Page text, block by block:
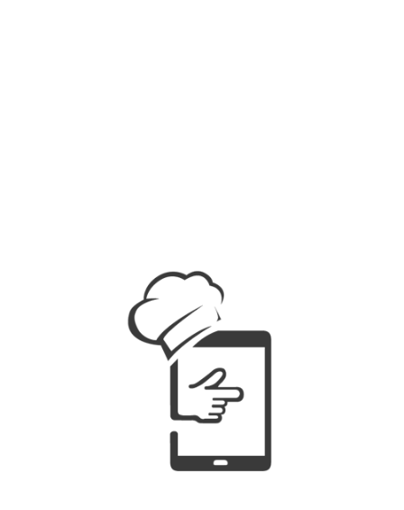
¿Cómo funciona
CartaMóvil?
Gestiona el contenido de tu carta
electrónica desde la oficina, en el
restaurante o desde casa.
Adaptado 100% para dispositivos